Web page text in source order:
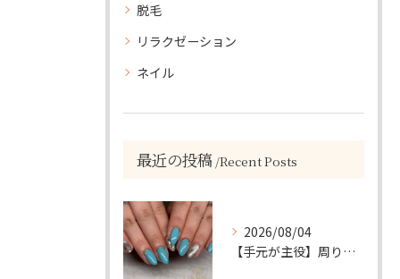
脱毛
リラクゼーション
ネイル
最近の投稿 Recent Posts
2026/08/04
【手元が主役】周りと差がつく！ターコイズ×シルバーラメのアクセントネイル